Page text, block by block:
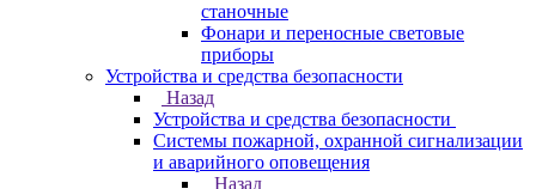
станочные
Фонари и переносные световые
приборы
Устройства и средства безопасности
Назад
Устройства и средства безопасности
Системы пожарной, охранной сигнализации
и аварийного оповещения
Назад